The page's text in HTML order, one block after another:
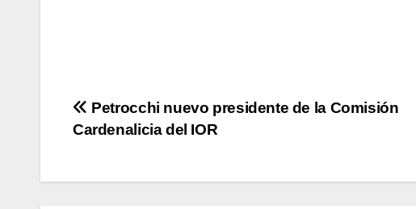
Navegación
entradas
Petrocchi nuevo presidente de la Comisión
Cardenalicia del IOR